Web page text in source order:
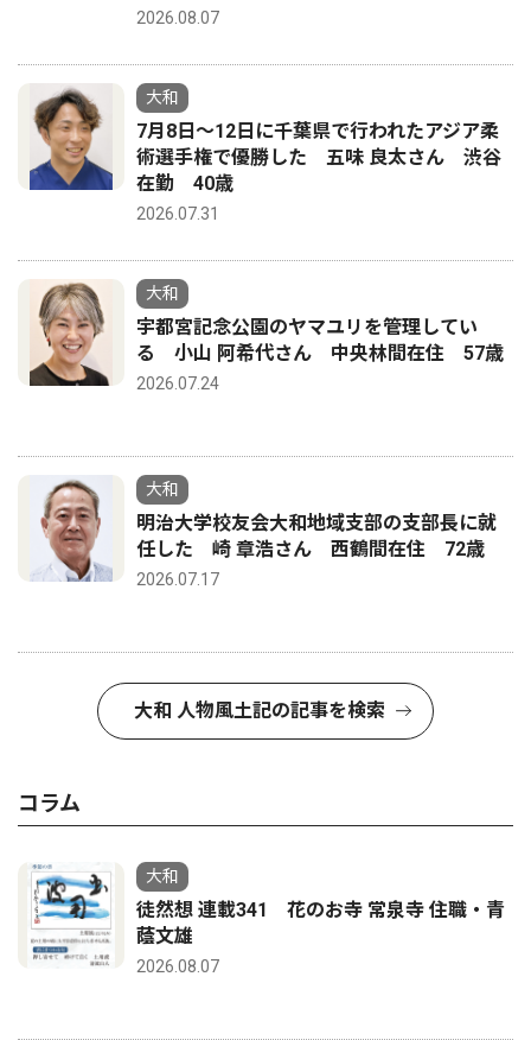
2026.08.07
大和
7月8日〜12日に千葉県で行われたアジア柔
術選手権で優勝した 五味 良太さん 渋谷
在勤 40歳
2026.07.31
大和
宇都宮記念公園のヤマユリを管理してい
る 小山 阿希代さん 中央林間在住 57歳
2026.07.24
大和
明治大学校友会大和地域支部の支部長に就
任した 崎 章浩さん 西鶴間在住 72歳
2026.07.17
大和 人物風土記の記事を検索
コラム
大和
徒然想 連載341 花のお寺 常泉寺 住職・青
蔭文雄
2026.08.07